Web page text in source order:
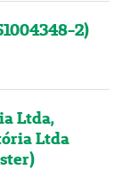
2)
Ltda,
Ltda